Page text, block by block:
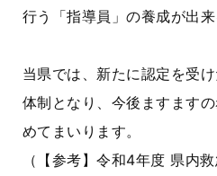
行う「指導員」の養成が出来
当県では、新たに認定を受
体制となり、今後ますます
めてまいります。
（【参考】令和4年度 県内